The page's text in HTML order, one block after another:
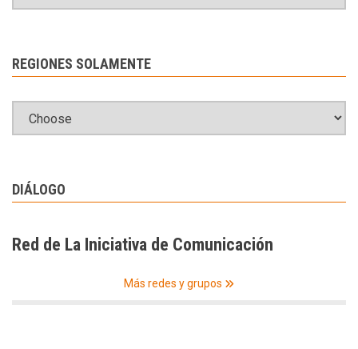
REGIONES SOLAMENTE
DIÁLOGO
Red de La Iniciativa de Comunicación
Más redes y grupos